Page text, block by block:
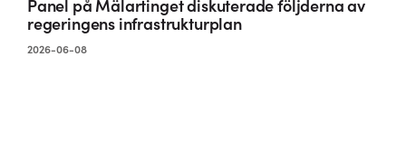
Panel på Mälartinget diskuterade följderna av
regeringens infrastrukturplan
2026-06-08